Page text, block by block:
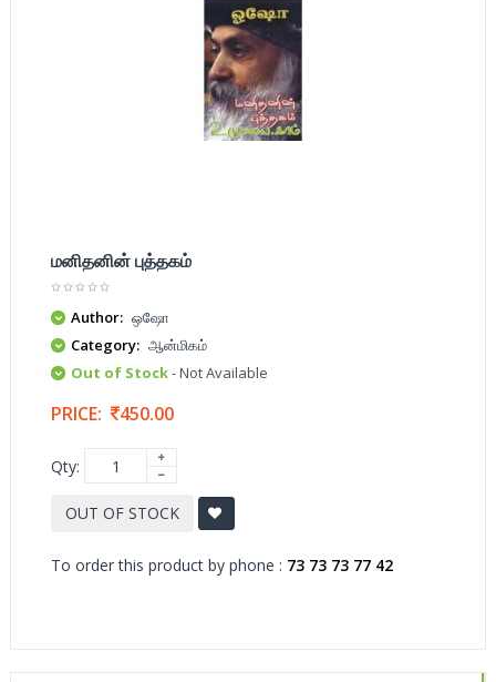
மனிதனின் புத்தகம்
Author: ஒஷோ
Category: ஆன்மிகம்
Out of Stock- Not Available
PRICE: 450.00
Qty:
OUT OF STOCK
To order this product by phone : 73 73 73 77 42